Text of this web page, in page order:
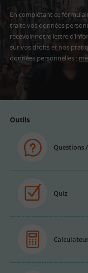
En complétant ce
traite vos données
recevoir notre lettre
sur vos droits et nos
données personnelles :
Outils
Questions
Quiz